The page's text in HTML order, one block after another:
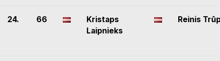
24. 66
Kristaps
Laipnieks
Reinis